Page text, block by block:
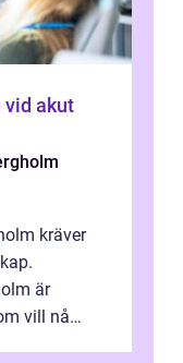
vid akut
kräver
är
vill nå